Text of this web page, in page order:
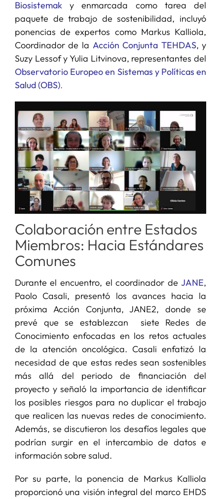
Biosistemaky enmarcada como tarea del
paquete de trabajo de sostenibilidad, incluyó
ponencias de expertos como Markus Kalliola,
Coordinador de la Acción Conjunta TEHDAS, y
Suzy Lessof y Yulia Litvinova, representantes del
Observatorio Europeo en Sistemas y Políticas en
Salud(OBS).
Colaboración entre Estados
Miembros: Hacia Estándares
Comunes
Durante el encuentro, el coordinador deJANE,
Paolo Casali, presentó los avances hacia la
próxima Acción Conjunta, JANE2, donde se
prevé que se establezcan siete Redes de
Conocimiento enfocadas en los retos actuales
de la atención oncológica. Casali enfatizó la
necesidad de que estas redes sean sostenibles
más allá del periodo de financiación del
proyecto y señaló la importancia de identificar
los posibles riesgos para no duplicar el trabajo
que realicen las nuevas redes de conocimiento.
Además, se discutieron los desafíos legales que
podrían surgir en el intercambio de datos e
información sobre salud.
Por su parte, la ponencia de Markus Kalliola
proporcionó una visión integral del marco EHDS